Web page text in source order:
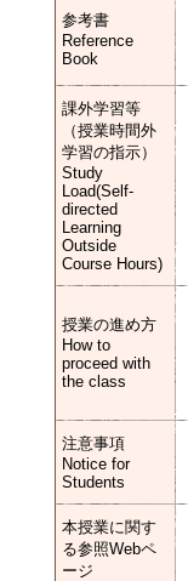
参考書
Reference
Book
課外学習等
（授業時間外
学習の指示）
Study
Load(Self-
directed
Learning
Outside
Course Hours)
授業の進め方
How to
proceed with
the class
注意事項
Notice for
Students
本授業に関す
る参照Webペ
ージ